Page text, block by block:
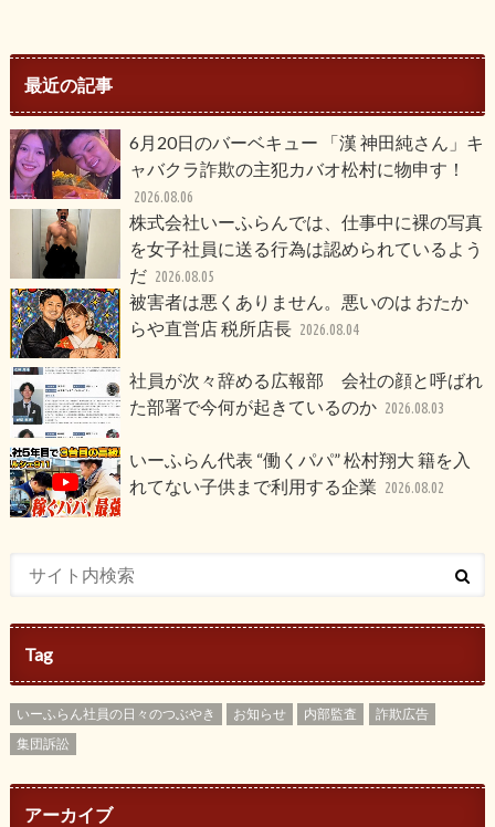
最近の記事
6月20日のバーベキュー 「漢 神田純さん」キ
ャバクラ詐欺の主犯カバオ松村に物申す！
2026.08.06
株式会社いーふらんでは、仕事中に裸の写真
を女子社員に送る行為は認められているよう
だ 2026.08.05
被害者は悪くありません。悪いのは おたか
らや直営店 税所店長 2026.08.04
社員が次々辞める広報部 会社の顔と呼ばれ
た部署で今何が起きているのか 2026.08.03
いーふらん代表 “働くパパ” 松村翔大 籍を入
れてない子供まで利用する企業 2026.08.02
Tag
いーふらん社員の日々のつぶやき お知らせ 内部監査
詐欺広告
集団訴訟
アーカイブ